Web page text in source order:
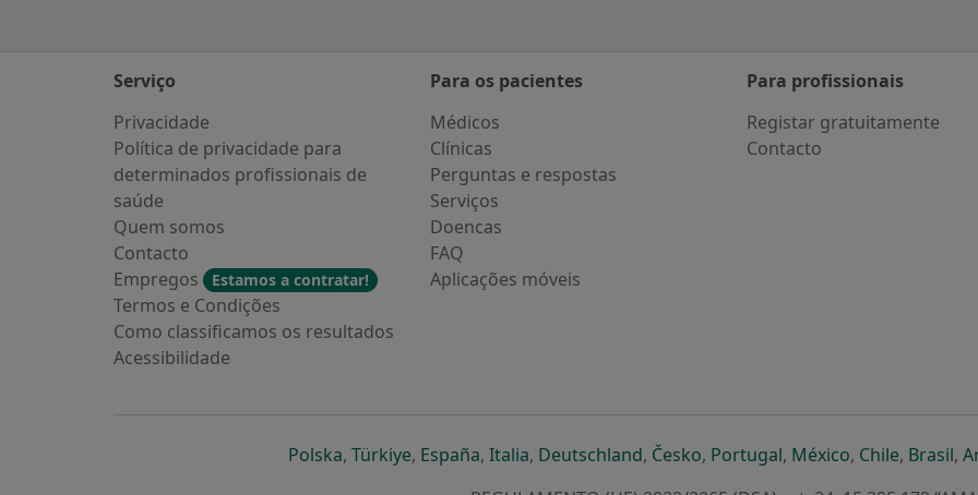
Serviço
Privacidade
Política de privacidade para
determinados profissionais de
saúde
Quem somos
Contacto
Empregos
Estamos a contratar!
Termos e Condições
Como classificamos os resultados
Acessibilidade
Para os pacientes
Médicos
Clínicas
Perguntas e respostas
Serviços
Doencas
FAQ
Aplicações móveis
Para profissionais
Registar gratuitamente
Contacto
Polskaabre num novo separador
, Türkiyeabre num novo separador
, Españaabre num novo separador
, Italiaabre num novo separador
, Deutschlandabre num novo separador
, Českoabre num novo separador
, Portugalabre num novo
, Méxicoabre num
, Chileabre
, Brasil,